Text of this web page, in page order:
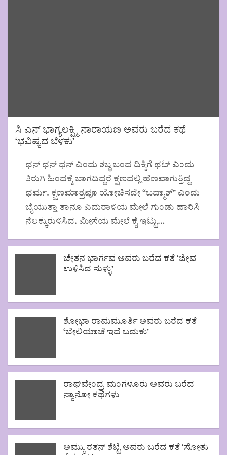
ಸಿ ಎನ್ ಭಾಗ್ಯಲಕ್ಷ್ಮಿ ನಾರಾಯಣ ಅವರು ಬರೆದ ಕಥೆ
‘ಭವಿಷ್ಯದ ಬೆಳಕು’
ಧನ್ ಧನ್ ಧನ್ ಎಂದು ಶಬ್ಧ ಬಂದ ದಿಕ್ಕಿಗೆ ಥಟ್ ಎಂದು
ತಿರುಗಿ ಹಿಂದಕ್ಕೆ ಬಾಗದಿದ್ದರೆ ಕ್ಷಣದಲ್ಲಿ ಹೆಣವಾಗುತ್ತಿದ್ದ
ಧರ್ಮ. ಕ್ಷಣಮಾತ್ರವೂ ಯೋಚಿಸದೇ “ಬದ್ಮಾಶ್” ಎಂದು
ಬೈಯುತ್ತಾ ತಾನೂ ಎದುರಾಳಿಯ ಮೇಲೆ ಗುಂಡು ಹಾರಿಸಿ
ನೆಲಕ್ಕುರುಳಿಸಿದ. ಮೀಸೆಯ ಮೇಲೆ ಕೈ ಇಟ್ಟು…
ಚೇತನ ಭಾರ್ಗವ ಅವರು ಬರೆದ ಕತೆ ‘ಜೀವ
ಉಳಿಸಿದ ಸುಳ್ಳು’
ಶೋಭಾ ರಾಮಮೂರ್ತಿ ಅವರು ಬರೆದ ಕತೆ
‘ಬೇಲಿಯಾಚೆ ಇದೆ ಬದುಕು’
ರಾಘವೇಂದ್ರ ಮಂಗಳೂರು ಅವರು ಬರೆದ
ನ್ಯಾನೋ ಕಥೆಗಳು
ಅಮ್ಮು ರತನ್ ಶೆಟ್ಟಿ ಅವರು ಬರೆದ ಕತೆ ‘ಸೋತು